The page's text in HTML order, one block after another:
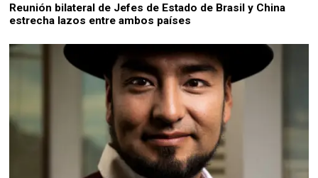
Reunión bilateral de Jefes de Estado de Brasil y China
estrecha lazos entre ambos países